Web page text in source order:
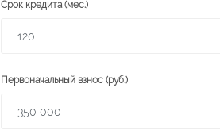
Срок кредита (мес.)
Первоначальный взнос (руб.)